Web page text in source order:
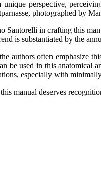
unique perspective,
photographed by
in crafting this
is substantiated by the
authors often emphasize
be used in this
especially with
manual deserves